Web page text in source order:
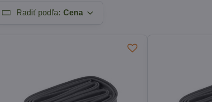
Radiť podľa: Cena